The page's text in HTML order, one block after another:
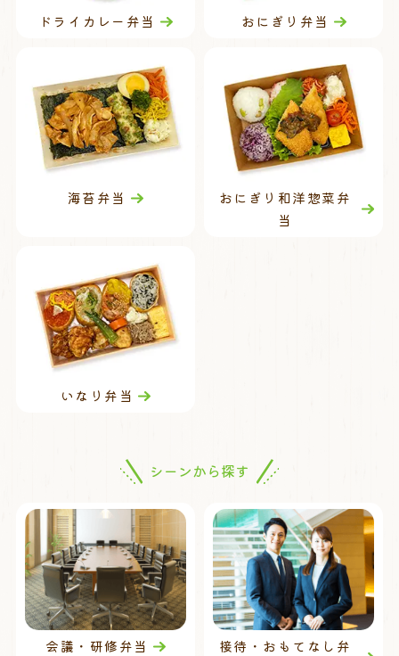
ドライカレー弁当 おにぎり弁当
海苔弁当
おにぎり和洋惣菜弁
当
いなり弁当
シーンから探す
会議・研修弁当
接待・おもてなし弁